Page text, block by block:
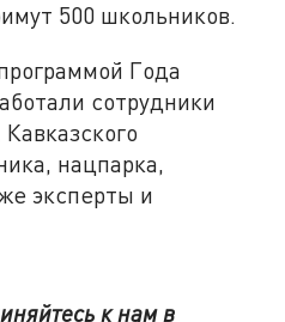
500 школьников.
Года
сотрудники
нацпарка,
эксперты и
к нам в